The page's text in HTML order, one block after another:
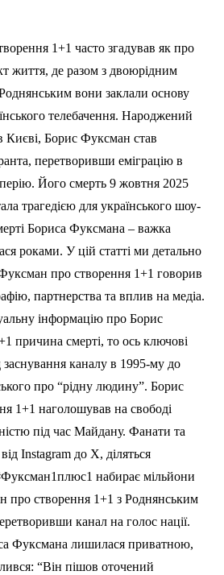
1+1 часто згадував як про
життя, де разом з двоюрідним
вони заклали основу
телебачення. Народжений
Києві, Борис Фуксман став
перетворивши еміграцію в
Його смерть 9 жовтня 2025
трагедією для українського шоу-
Бориса Фуксмана – важка
роками. У цій статті ми детально
про створення 1+1 говорив
партнерства та вплив на медіа.
інформацію про Борис
причина смерті, то ось ключові
заснування каналу в 1995-му до
про “рідну людину”. Борис
1+1 наголошував на свободі
під час Майдану. Фанати та
Instagram до X, діляться
набирає мільйони
про створення 1+1 з Роднянським
канал на голос нації.
Фуксмана лишилася приватною,
“Він пішов оточений